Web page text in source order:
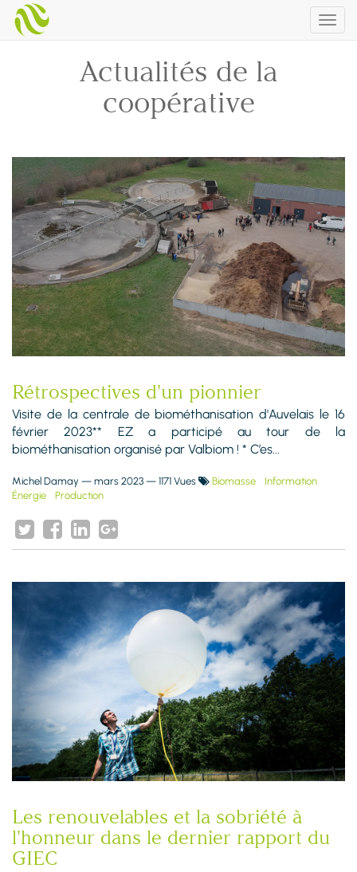
Actualités de la
coopérative
Rétrospectives d'un pionnier
Visite de la centrale de biométhanisation d'Auvelais le 16
février 2023** EZ a participé au tour de la
biométhanisation organisé par Valbiom ! * C’es...
Michel Damay — mars 2023 — 1171 Vues Biomasse
Information
Énergie
Production
Les renouvelables et la sobriété à
l'honneur dans le dernier rapport du
GIEC